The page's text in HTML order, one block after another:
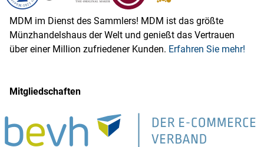
MDM im Dienst des Sammlers! MDM ist das größte
Münzhandelshaus der Welt und genießt das Vertrauen
über einer Million zufriedener Kunden. Erfahren Sie mehr!
Mitgliedschaften